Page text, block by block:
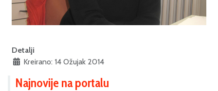
Detalji
Kreirano: 14 Ožujak 2014
Najnovije na portalu